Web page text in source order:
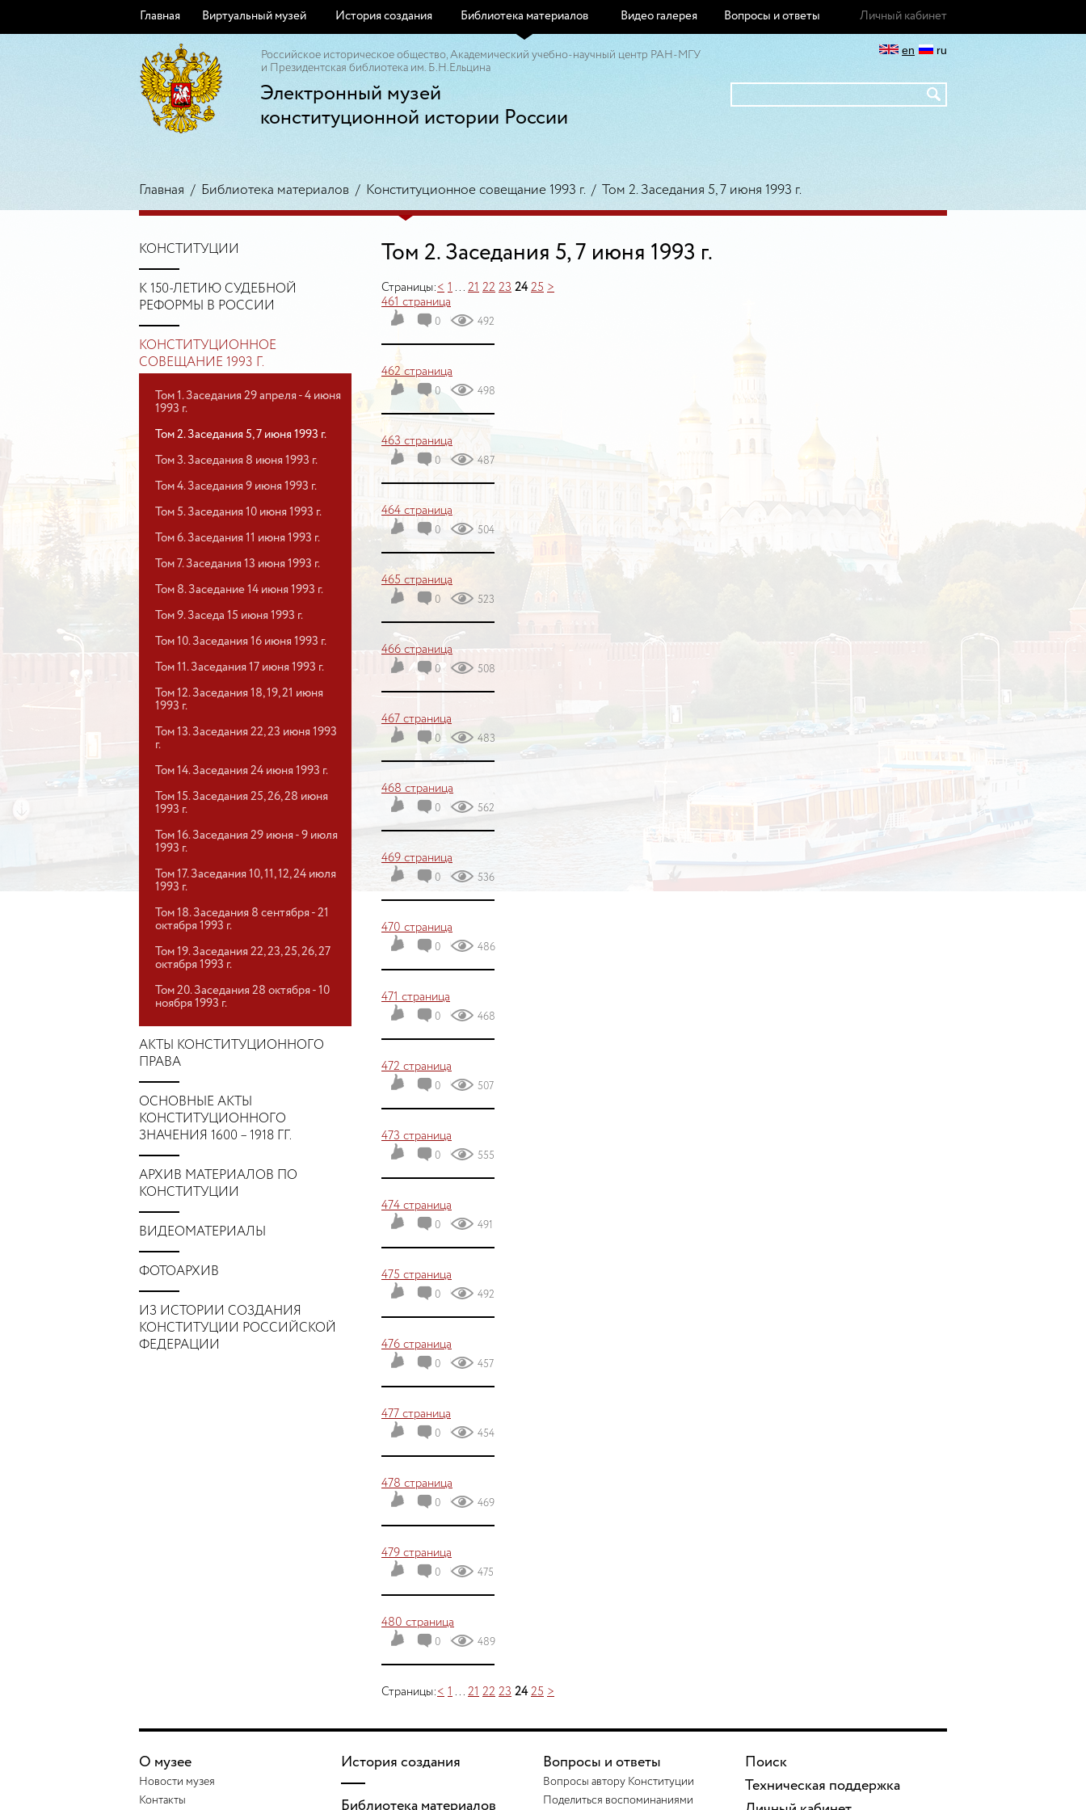
Главная Виртуальный музей История создания Библиотека материалов Видео галерея Вопросы и ответы Личный кабинет
Российское историческое общество, Академический учебно-научный центр РАН-МГУ
и Президентская библиотека им. Б.Н.Ельцина
Электронный музей
конституционной истории России
ru
en
Главная / Библиотека материалов / Конституционное совещание 1993 г./ Том 2. Заседания 5, 7 июня 1993 г.
КОНСТИТУЦИИ
К 150-ЛЕТИЮ СУДЕБНОЙ
РЕФОРМЫ В РОССИИ
КОНСТИТУЦИОННОЕ
СОВЕЩАНИЕ 1993 Г.
Том 1. Заседания 29 апреля - 4 июня
1993 г.
Том 2. Заседания 5, 7 июня 1993 г.
Том 3. Заседания 8 июня 1993 г.
Том 4. Заседания 9 июня 1993 г.
Том 5. Заседания 10 июня 1993 г.
Том 6. Заседания 11 июня 1993 г.
Том 7. Заседания 13 июня 1993 г.
Том 8. Заседание 14 июня 1993 г.
Том 9. Заседа 15 июня 1993 г.
Том 10. Заседания 16 июня 1993 г.
Том 11. Заседания 17 июня 1993 г.
Том 12. Заседания 18, 19, 21 июня
1993 г.
Том 13. Заседания 22, 23 июня 1993
г.
Том 14. Заседания 24 июня 1993 г.
Том 15. Заседания 25, 26, 28 июня
1993 г.
Том 16. Заседания 29 июня - 9 июля
1993 г.
Том 17. Заседания 10, 11, 12, 24 июля
1993 г.
Том 18. Заседания 8 сентября - 21
октября 1993 г.
Том 19. Заседания 22, 23, 25, 26, 27
октября 1993 г.
Том 20. Заседания 28 октября - 10
ноября 1993 г.
АКТЫ КОНСТИТУЦИОННОГО
ПРАВА
ОСНОВНЫЕ АКТЫ
КОНСТИТУЦИОННОГО
ЗНАЧЕНИЯ 1600 – 1918 ГГ.
АРХИВ МАТЕРИАЛОВ ПО
КОНСТИТУЦИИ
ВИДЕОМАТЕРИАЛЫ
ФОТОАРХИВ
ИЗ ИСТОРИИ СОЗДАНИЯ
КОНСТИТУЦИИ РОССИЙСКОЙ
ФЕДЕРАЦИИ
Том 2. Заседания 5, 7 июня 1993 г.
Страницы: < 1 ... 21 22 23 24 25 >
461 страница
0 492
462 страница
0 498
463 страница
0 487
464 страница
0 504
465 страница
0 523
466 страница
0 508
467 страница
0 483
468 страница
0 562
469 страница
0 536
470 страница
0 486
471 страница
0 468
472 страница
0 507
473 страница
0 555
474 страница
0 491
475 страница
0 492
476 страница
0 457
477 страница
0 454
478 страница
0 469
479 страница
0 475
480 страница
0 489
Страницы: < 1 ... 21 22 23 24 25 >
О музее
Новости музея
Контакты
История создания
Библиотека материалов
Вопросы и ответы
Вопросы автору Конституции
Поделиться воспоминаниями
Поиск
Техническая поддержка